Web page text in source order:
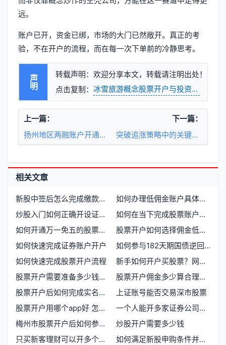
远。
账户已开，资金已绑，市场的大门已然敞开。真正的考
验，不在开户的流程，而在每一次下单前的冷静思考。
声明
转载声明：欢迎分享本文，转载请注明出处！
点击复制： 冰雪旅游概念股票开户与投资路径
上一篇：
扬州地区两融账户开通与利率实况
下一篇：
突破追涨策略中的关键信号与市场节奏
相关文章
新股中签后怎么完成缴款操作
如何办理低佣金账户具体步骤有哪些
炒股入门如何正确开设证券账户
如何在当下完成股票账户的开立与初步配置
如何开通万一免五的股票交易账户
股票开户如何选择佣金低且服务可靠的证券公司
如何快速完成证券账户开户
如何参与182天期国债逆回购操作？20万元资金如何配置
如何快速完成股票开户流程
新手如何开户买股票？网上佣金标准是多少
股票开户需要准备多少钱才能开始交易
股票开户佣金多少算合理？全流程指南
股票开户后如何完成实名认证并绑定银行卡
上证账号能否交易深市股票
股票开户用哪个app好 怎么开通股票账户
一个人能开多家证券公司账户吗？
梅州市股票开户后如何参与优先股交易
炒股开户需要多少钱
只买新客理财可以开多个证券账户吗
如何满足新股申购条件并获取投资收益